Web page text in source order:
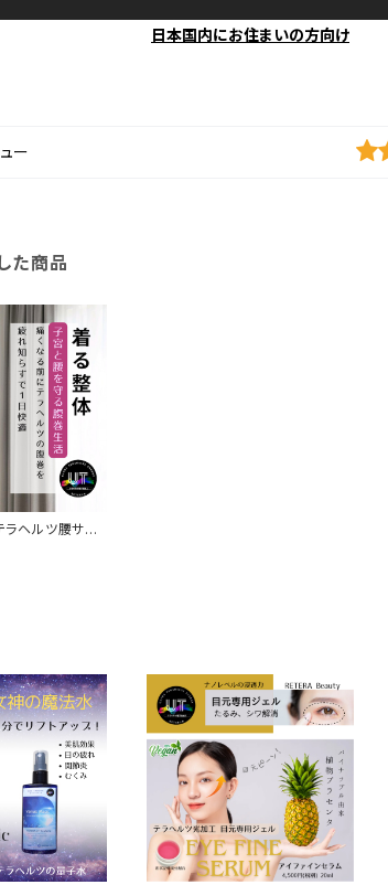
日本国内にお住まいの方向け
ー
た商品
ヘルツ腰サポ